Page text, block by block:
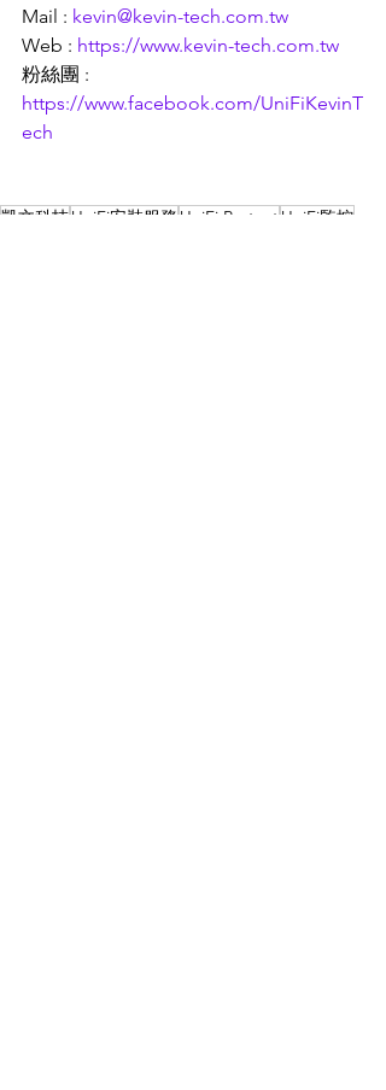
Mail : kevin@kevin-tech.com.tw
Web : https://www.kevin-tech.com.tw
粉絲團 :
https://www.facebook.com/UniFiKevinT
ech
凱文科技UniFi安裝服務 UniFi Protect UniFi監控